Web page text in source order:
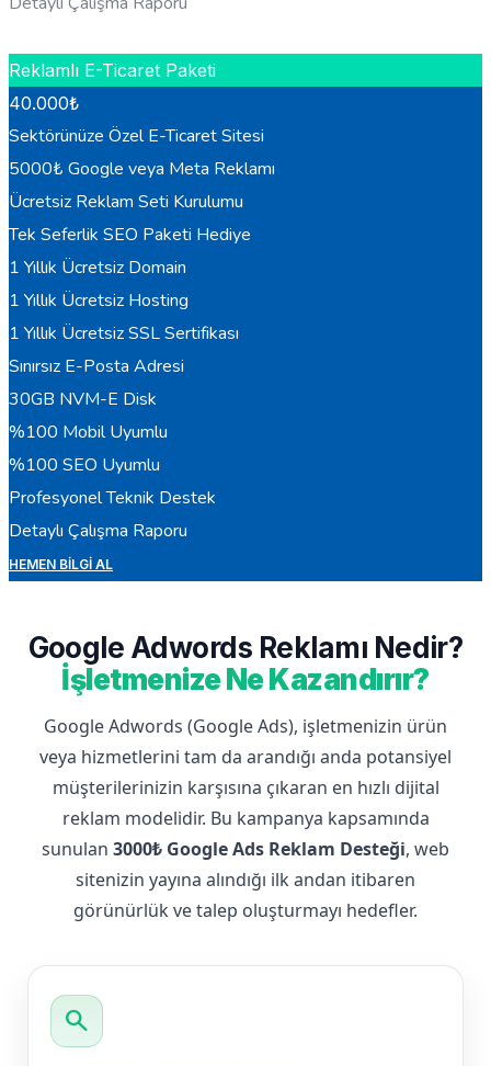
Reklamlı E-Ticaret Paketi
40.000₺
Sektörünüze Özel E-Ticaret Sitesi
5000₺ Google veya Meta Reklamı
Ücretsiz Reklam Seti Kurulumu
Tek Seferlik SEO Paketi Hediye
1 Yıllık Ücretsiz Domain
1 Yıllık Ücretsiz Hosting
1 Yıllık Ücretsiz SSL Sertifikası
Sınırsız E-Posta Adresi
30GB NVM-E Disk
%100 Mobil Uyumlu
%100 SEO Uyumlu
Profesyonel Teknik Destek
Detaylı Çalışma Raporu
HEMEN BILGI AL
Google Adwords Reklamı Nedir?
İşletmenize Ne Kazandırır?
Google Adwords (Google Ads), işletmenizin ürün
veya hizmetlerini tam da arandığı anda potansiyel
müşterilerinizin karşısına çıkaran en hızlı dijital
reklam modelidir. Bu kampanya kapsamında
sunulan 3000₺ Google Ads Reklam Desteği, web
sitenizin yayına alındığı ilk andan itibaren
görünürlük ve talep oluşturmayı hedefler.
search